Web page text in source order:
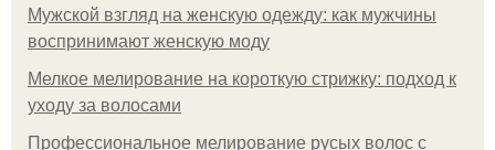
Мужской взгляд на женскую одежду: как мужчины
воспринимают женскую моду
Мелкое мелирование на короткую стрижку: подход к
уходу за волосами
Профессиональное мелирование русых волос с